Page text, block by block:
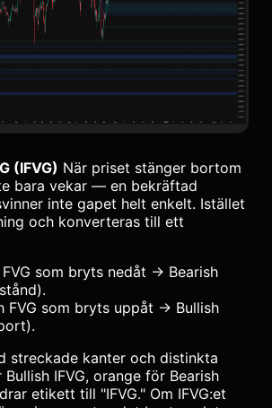
(IFVG) När priset stänger bortom
bara vekar — en bekräftad
inte gapet helt enkelt. Istället
och konverteras till ett
som bryts nedåt → Bearish
FVG som bryts uppåt → Bullish
streckade kanter och distinkta
IFVG, orange för Bearish
etikett till "IFVG." Om IFVG:et